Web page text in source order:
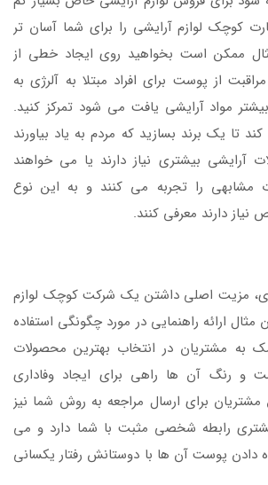
کوچک لوازم آرایشی را برای شما آسان تر
ممکن است بخواهید روی ایجاد خطی از
از پوست برای افراد مبتلا به آلرژی به
مواد آرایشی یافت می شود تمرکز کنید.
تا یک برند بسازید که مردم به یاد بیاورند
آرایشی بیشتری نیاز دارند یا می خواهند
مشابهی را تجربه می کنند و به این نوع
دارند معرفی کنند.
مزیت اصلی داشتن یک شرکت کوچک لوازم
ارائه راهنمایی در مورد چگونگی استفاده
به مشتریان در انتخاب بهترین محصولات
و رنگ آن ها راهی برای ایجاد وفاداری
برای ارسال مراجعه به روش شما نیز
رابطه شخصی مثبت با شما دارد و می
دادن پوست آن ها با دوستانش رفتار یکسانی